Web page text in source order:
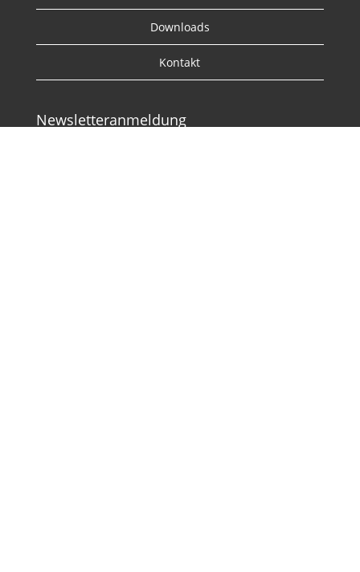
Downloads
Kontakt
Newsletteranmeldung